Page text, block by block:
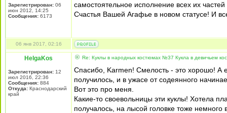
Зарегистрирован: 06
июн 2012, 14:25
Сообщения: 6173
самостоятельное исполнение всех их
Счастья Вашей Агафье в новом статусе! И
06 янв 2017, 02:16
HelgaKos
Зарегистрирован: 12
июл 2016, 22:36
Сообщения: 884
Откуда: Краснодарский
край
Re: Куклы в народных костюмах №37 Кукла в девичьем
Спасибо, Karmen! Смелость - это хорошо! А
получилось, и в ужасе от содеянного
Вот это про меня.
Какие-то своевольницы эти куклы! Хотела
получалось, на лысой головке тоже